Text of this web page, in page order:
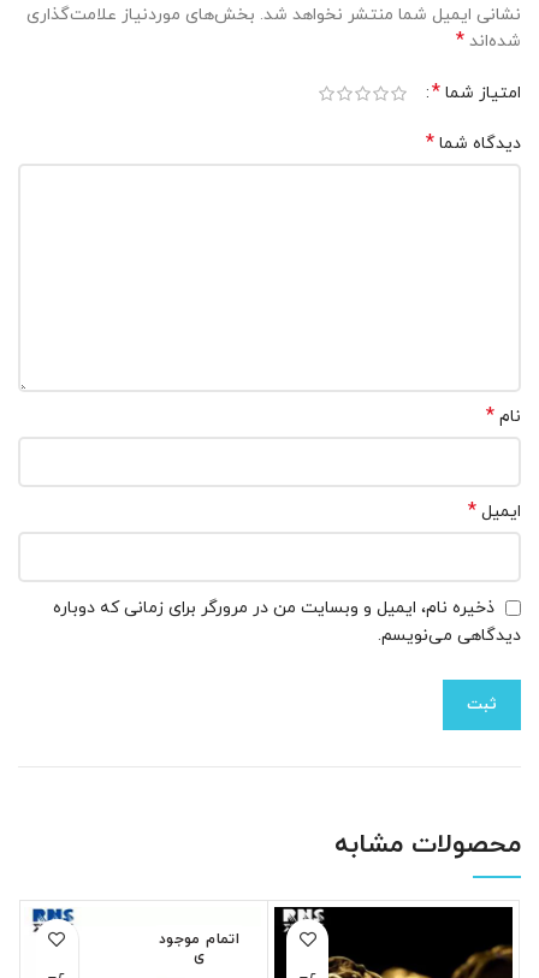
نشانی ایمیل شما منتشر نخواهد شد. بخش‌های موردنیاز علامت‌گذاری
شده‌اند *
امتیاز شما *
دیدگاه شما *
نام *
ایمیل *
ذخیره نام، ایمیل و وبسایت من در مرورگر برای زمانی که دوباره
دیدگاهی می‌نویسم.
محصولات مشابه
اتمام موجود
ی